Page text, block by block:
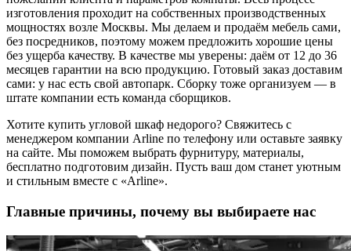
изготовления проходит на собственных производственных
мощностях возле Москвы. Мы делаем и продаём мебель сами,
без посредников, поэтому можем предложить хорошие цены
без ущерба качеству. В качестве мы уверены: даём от 12 до 36
месяцев гарантии на всю продукцию. Готовый заказ доставим
сами: у нас есть свой автопарк. Сборку тоже организуем — в
штате компании есть команда сборщиков.
Хотите купить угловой шкаф недорого? Свяжитесь с
менеджером компании Arline по телефону или оставьте заявку
на сайте. Мы поможем выбрать фурнитуру, материалы,
бесплатно подготовим дизайн. Пусть ваш дом станет уютным
и стильным вместе с «Arline».
Главные причины, почему вы выбираете нас